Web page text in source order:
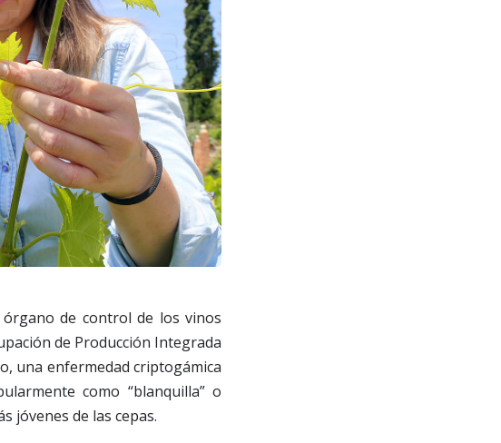
de control de los vinos
de Producción Integrada
una enfermedad criptogámica
como “blanquilla” o
jóvenes de las cepas.